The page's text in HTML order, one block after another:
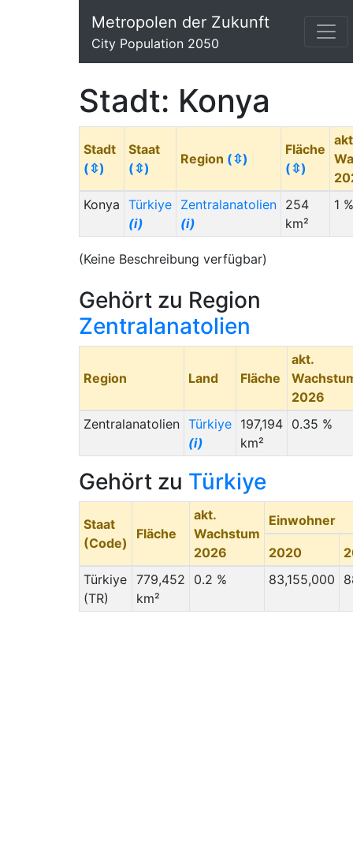
Metropolen der Zukunft
City Population 2050
Stadt: Konya
Stadt
(⇳)
Staat
(⇳)
Region (⇳)
Fläche
(⇳)
Konya Türkiye
(i)
Zentralanatolien
(i)
254
km²
1 %
(Keine Beschreibung verfügbar)
Gehört zu Region
Zentralanatolien
Region Land Fläche
akt.
2026
Zentralanatolien Türkiye
(i)
197,194
km²
0.35 %
Gehört zu Türkiye
Staat
(Code)
Fläche
akt.
Wachstum
2026
Einwohner
2020
Türkiye
(TR)
779,452
km²
0.2 % 83,155,000